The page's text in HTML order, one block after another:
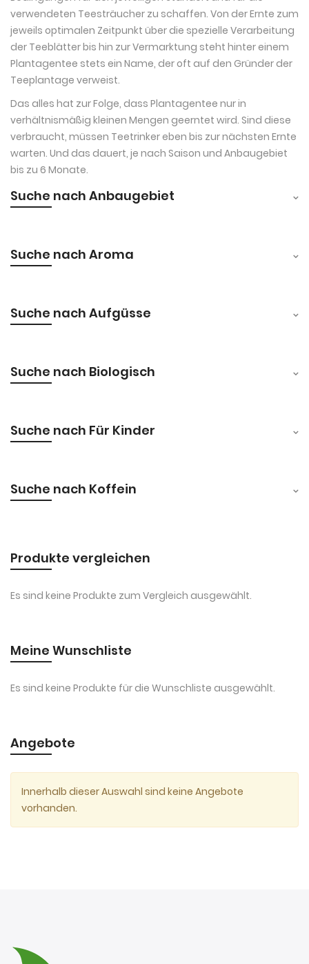
verwendeten Teesträucher zu schaffen. Von der Ernte zum
jeweils optimalen Zeitpunkt über die spezielle Verarbeitung
der Teeblätter bis hin zur Vermarktung steht hinter einem
Plantagentee stets ein Name, der oft auf den Gründer der
Teeplantage verweist.
Das alles hat zur Folge, dass Plantagentee nur in
verhältnismäßig kleinen Mengen geerntet wird. Sind diese
verbraucht, müssen Teetrinker eben bis zur nächsten Ernte
warten. Und das dauert, je nach Saison und Anbaugebiet
bis zu 6 Monate.
Suche nach Anbaugebiet
Suche nach Aroma
Suche nach Aufgüsse
Suche nach Biologisch
Suche nach Für Kinder
Suche nach Koffein
Produkte vergleichen
Es sind keine Produkte zum Vergleich ausgewählt.
Meine Wunschliste
Es sind keine Produkte für die Wunschliste ausgewählt.
Angebote
Innerhalb dieser Auswahl sind keine Angebote
vorhanden.